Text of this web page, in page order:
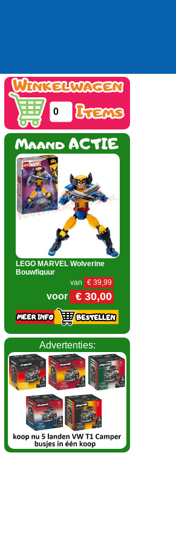
0
LEGO MARVEL Wolverine
Bouwfiguur
€ 39,99
van
€ 30,00
voor
Advertenties: